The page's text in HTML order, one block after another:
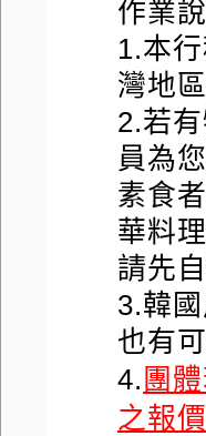
作業
1.本
灣地
2.若
員為
素食
華料
請先
3.韓
也有
4. 團
之報